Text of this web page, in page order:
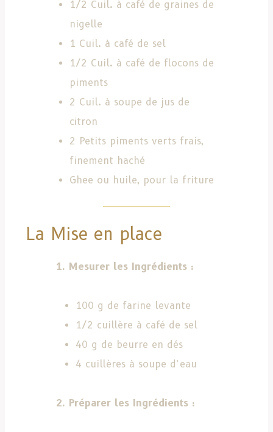
1/2 Cuil. à café de graines de
nigelle
1 Cuil. à café de sel
1/2 Cuil. à café de flocons de
piments
2 Cuil. à soupe de jus de
citron
2 Petits piments verts frais,
finement haché
Ghee ou huile, pour la friture
La Mise en place
1. Mesurer les Ingrédients :
100 g de farine levante
1/2 cuillère à café de sel
40 g de beurre en dés
4 cuillères à soupe d’eau
2. Préparer les Ingrédients :